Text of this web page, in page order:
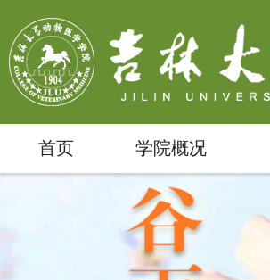
首页 学院概况